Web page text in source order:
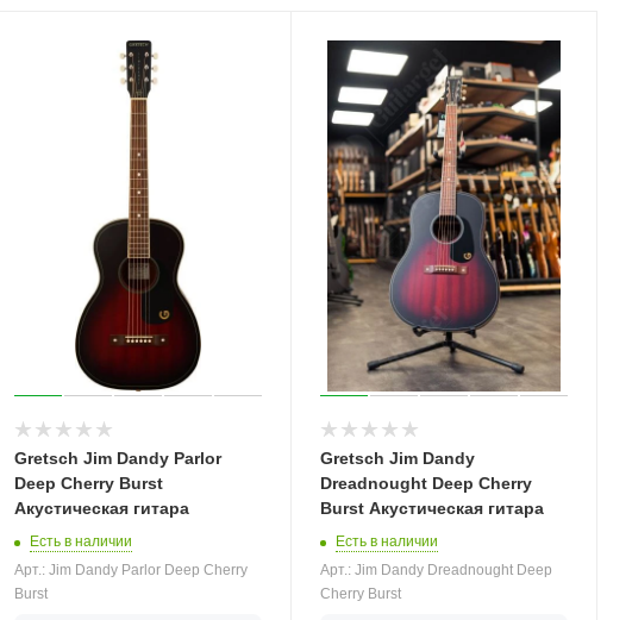
Gretsch Jim Dandy Parlor
Deep Cherry Burst
Акустическая гитара
Есть в наличии
Арт.: Jim Dandy Parlor Deep Cherry
Burst
Gretsch Jim Dandy
Dreadnought Deep Cherry
Burst Акустическая гитара
Есть в наличии
Арт.: Jim Dandy Dreadnought Deep
Cherry Burst